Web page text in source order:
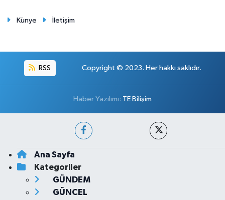
Künye İletişim
RSS Copyright © 2023. Her hakkı saklıdır.
Haber Yazılımı: TE Bilişim
Ana Sayfa
Kategoriler
GÜNDEM
GÜNCEL